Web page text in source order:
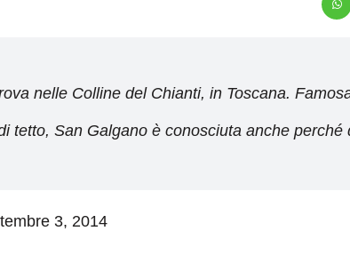
nelle Colline del Chianti, in Toscana.
tetto, San Galgano è conosciuta anche perché
3, 2014